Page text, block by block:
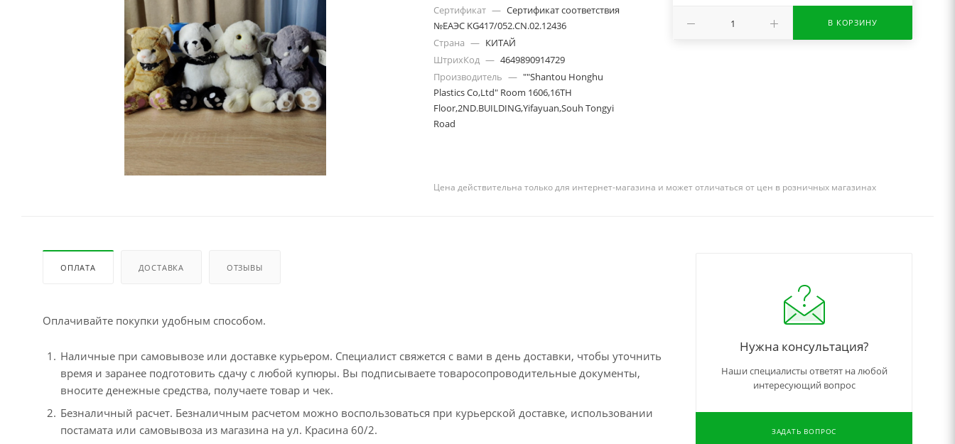
Сертификат — Сертификат соответствия
№ЕАЭС KG417/052.CN.02.12436
Страна — КИТАЙ
ШтрихКод — 4649890914729
Производитель — ""Shantou Honghu
Plastics Co,Ltd" Room 1606,16TH
Floor,2ND.BUILDING,Yifayuan,Souh Tongyi
Road
В КОРЗИНУ
Цена действительна только для интернет-магазина и может отличаться от цен в розничных магазинах
ОПЛАТА ДОСТАВКА ОТЗЫВЫ
Оплачивайте покупки удобным способом.
Наличные при самовывозе или доставке курьером. Специалист свяжется с вами в день доставки, чтобы уточнить
время и заранее подготовить сдачу с любой купюры. Вы подписываете товаросопроводительные документы,
вносите денежные средства, получаете товар и чек.
Безналичный расчет. Безналичным расчетом можно воспользоваться при курьерской доставке, использовании
постамата или самовывоза из магазина на ул. Красина 60/2.
Нужна консультация?
Наши специалисты ответят на любой
интересующий вопрос
ЗАДАТЬ ВОПРОС